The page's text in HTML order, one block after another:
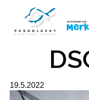
19.5.2022